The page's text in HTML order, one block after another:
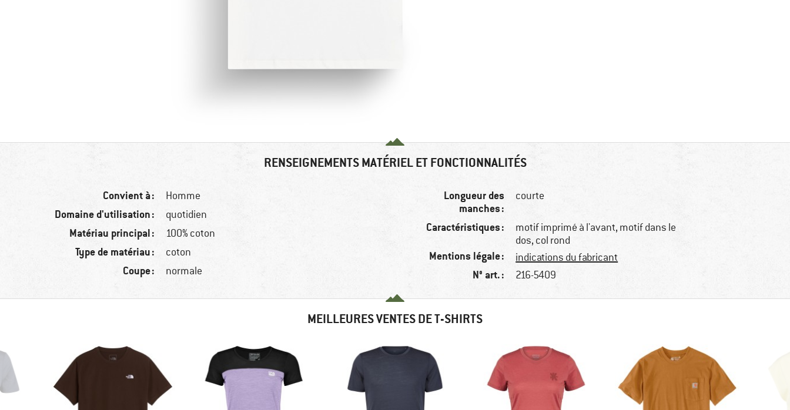
RENSEIGNEMENTS MATÉRIEL ET FONCTIONNALITÉS
Convient à : Homme
Domaine d'utilisation : quotidien
Matériau principal : 100% coton
Type de matériau : coton
Coupe : normale
Longueur des
manches :
courte
Caractéristiques :
motif imprimé à l'avant, motif dans le
dos, col rond
Mentions légale : indications du fabricant
N° art. : 216-5409
MEILLEURES VENTES DE T-SHIRTS